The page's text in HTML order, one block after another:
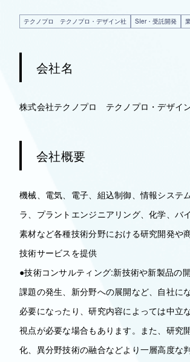
テクノプロ テクノプロ・デザイン社 SIer・受託開発
会社名
株式会社テクノプロ テクノプロ・デザイ
会社概要
機械、電気、電子、組込制御、情報システ
ラ、プラントエンジニアリング、化学、バ
素材など各種技術分野における研究開発や
技術サービスを提供
●技術コンサルティング:新技術や新製品の
課題の発生、新分野への展開など、自社に
必要になったり、研究内容によっては中立
視点が必要な場合もあります。また、研究
化、異分野技術の融合などより一層高度な